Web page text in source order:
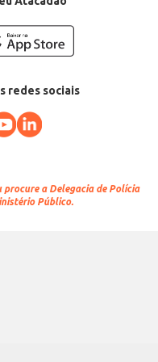
redes sociais
procure a Delegacia de Polícia
Público.